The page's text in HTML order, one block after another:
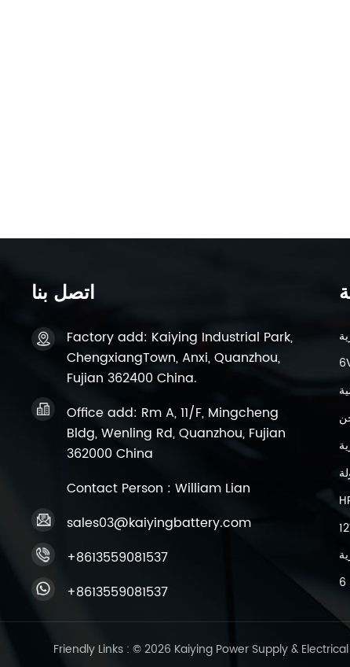
اتصل بنا
Factory add: Kaiying Industrial Park,
ChengxiangTown, Anxi, Quanzhou,
Fujian 362400 China.
Office add: Rm A, 11/F, Mingcheng
Bldg, Wenling Rd, Quanzhou, Fujian
362000 China
Contact Person : William Lian
sales03@kaiyingbattery.com
+8613559081537
+8613559081537